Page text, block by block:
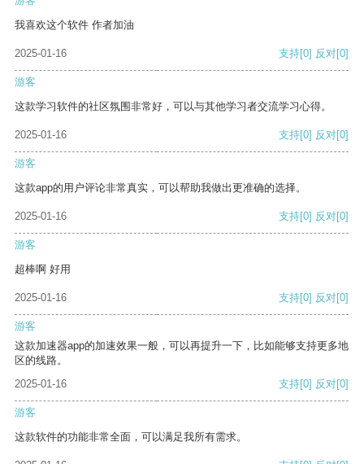
我喜欢这个软件 作者加油
2025-01-16 支持[0] 反对[0]
游客
这款学习软件的社区氛围非常好，可以与其他学习者交流学习心得。
2025-01-16 支持[0] 反对[0]
游客
这款app的用户评论非常真实，可以帮助我做出更准确的选择。
2025-01-16 支持[0] 反对[0]
游客
超棒啊 好用
2025-01-16 支持[0] 反对[0]
游客
这款加速器app的加速效果一般，可以再提升一下，比如能够支持更多地
区的线路。
2025-01-16
支持[0] 反对[0]
游客
这款软件的功能非常全面，可以满足我所有需求。